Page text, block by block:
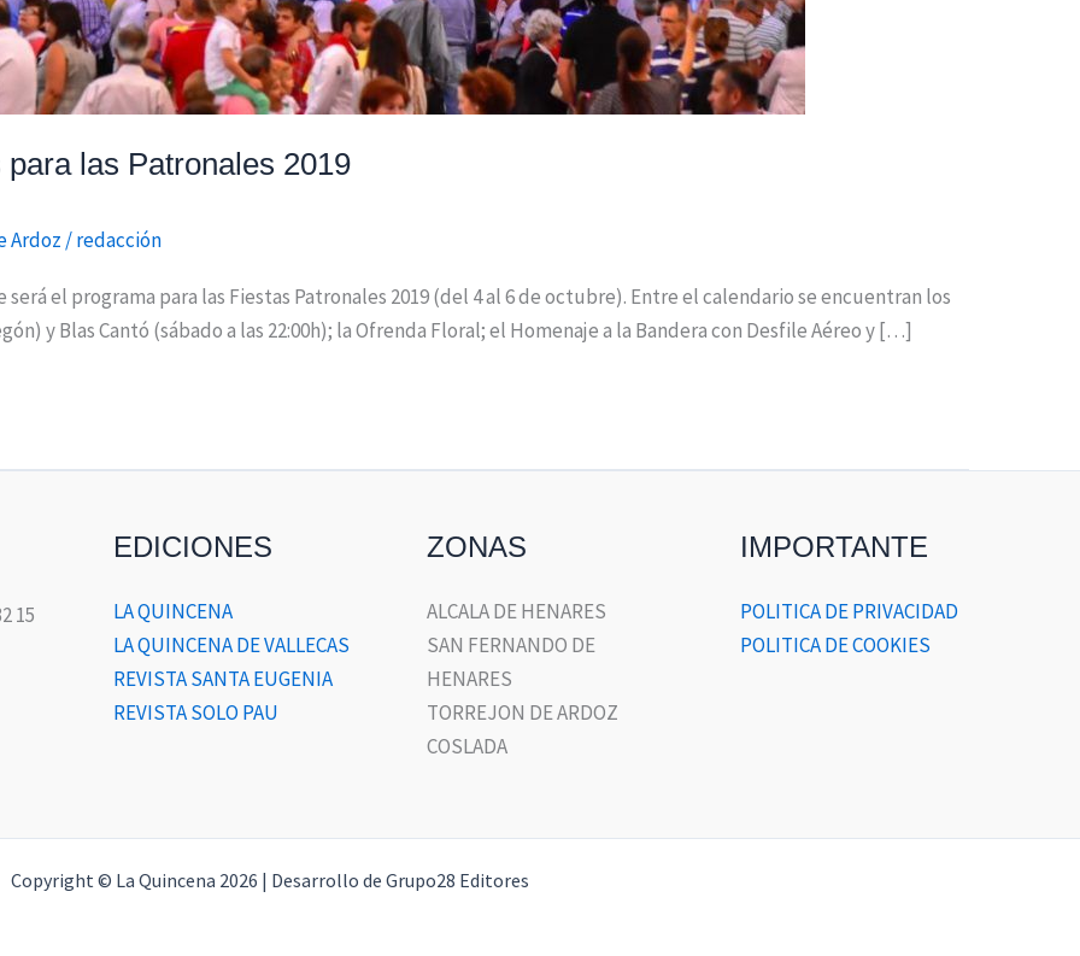
las Patronales 2019
Ardoz /redacción
el programa para las Fiestas Patronales 2019 (del 4 al 6 de octubre). Entre el calendario se encuentran los
y Blas Cantó (sábado a las 22:00h); la Ofrenda Floral; el Homenaje a la Bandera con Desfile Aéreo y […]
15
EDICIONES
LA QUINCENA
LA QUINCENA DE VALLECAS
REVISTA SANTA EUGENIA
REVISTA SOLO PAU
ZONAS
ALCALA DE HENARES
SAN FERNANDO DE
HENARES
TORREJON DE ARDOZ
COSLADA
IMPORTANTE
POLITICA DE PRIVACIDAD
POLITICA DE COOKIES
Copyright © La Quincena 2026 | Desarrollo de Grupo28 Editores